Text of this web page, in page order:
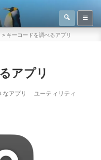
検
検
索
> キーコードを調べるアプリ
アプリ
なアプリ ユーティリティ